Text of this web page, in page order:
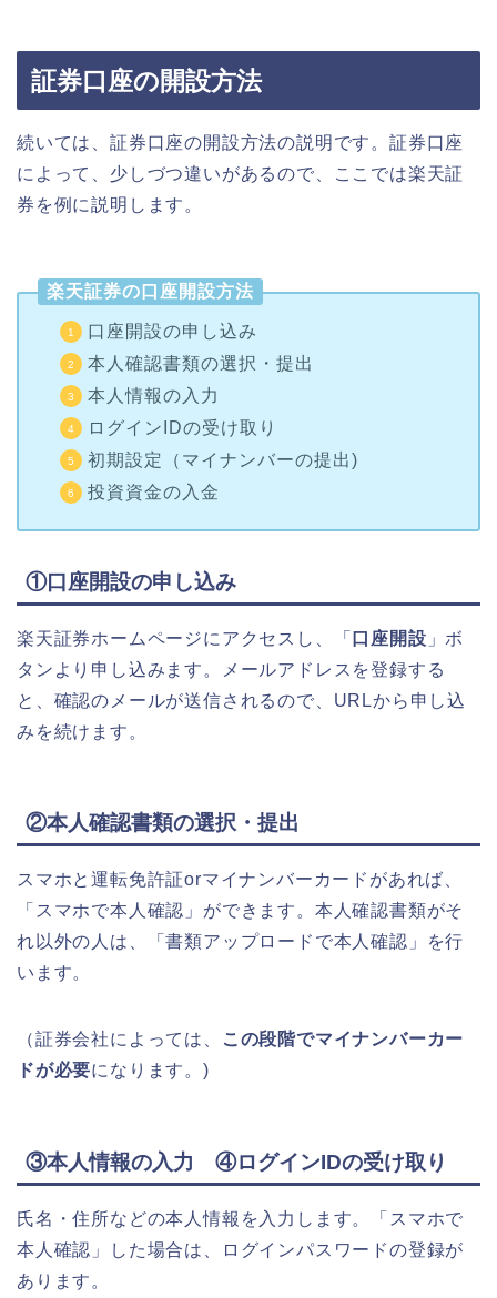
証券口座の開設方法
続いては、証券口座の開設方法の説明です。証券口座
によって、少しづつ違いがあるので、ここでは楽天証
券を例に説明します。
楽天証券の口座開設方法
口座開設の申し込み
本人確認書類の選択・提出
本人情報の入力
ログインIDの受け取り
初期設定（マイナンバーの提出)
投資資金の入金
①口座開設の申し込み
楽天証券ホームページにアクセスし、「 口座開設 」ボ
タンより申し込みます。メールアドレスを登録する
と、確認のメールが送信されるので、URLから申し込
みを続けます。
②本人確認書類の選択・提出
スマホと運転免許証orマイナンバーカードがあれば、
「スマホで本人確認」ができます。本人確認書類がそ
れ以外の人は、「書類アップロードで本人確認」を行
います。
（証券会社によっては、
この段階でマイナンバーカー
ドが必要になります。)
③本人情報の入力 ④ログインIDの受け取り
氏名・住所などの本人情報を入力します。「スマホで
本人確認」した場合は、ログインパスワードの登録が
あります。